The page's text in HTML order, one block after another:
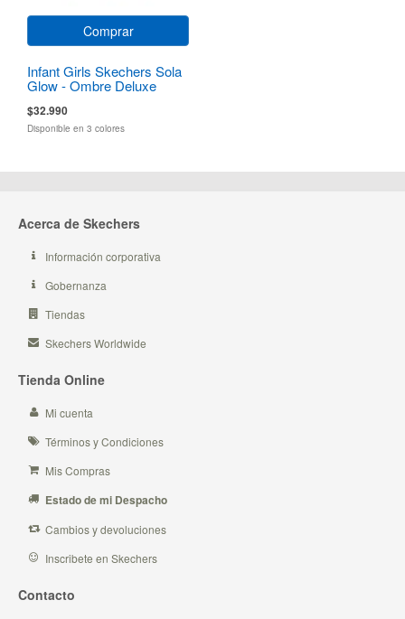
Comprar
Infant Girls Skechers Sola
Glow - Ombre Deluxe
$32.990
Disponible en 3 colores
Acerca de Skechers
Información corporativa
Gobernanza
Tiendas
Skechers Worldwide
Tienda Online
Mi cuenta
Términos y Condiciones
Mis Compras
Estado de mi Despacho
Cambios y devoluciones
Inscribete en Skechers
Contacto